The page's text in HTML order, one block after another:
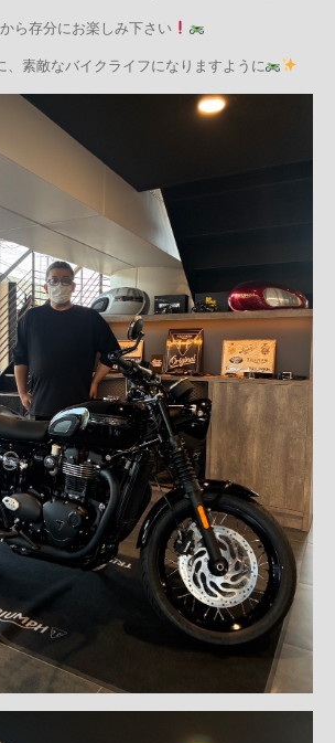
ら存分にお楽しみ下さい
、素敵なバイクライフになりますように